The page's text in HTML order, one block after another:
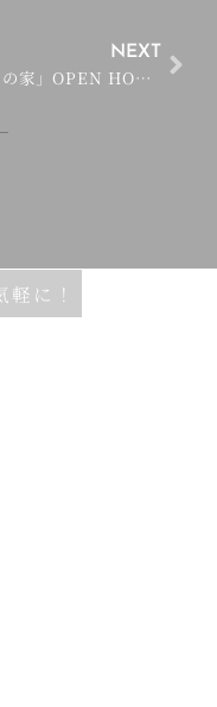
NEXT
「余白の家」OPEN HOUSE開催が決定致しました！
に！